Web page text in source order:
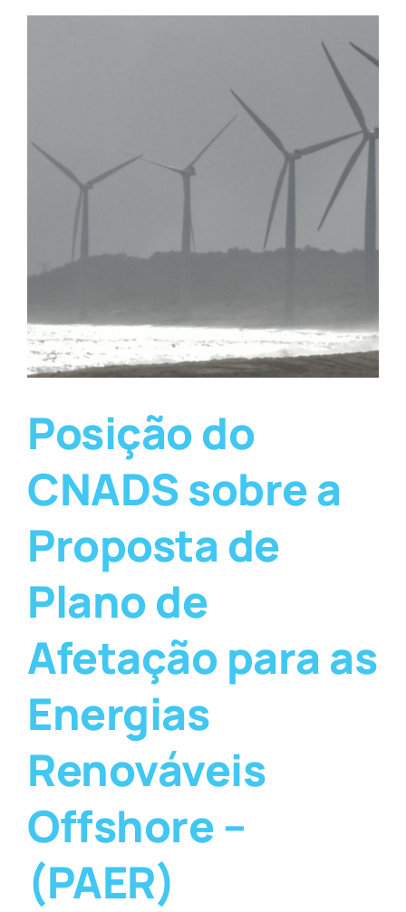
Posição do
CNADS sobre a
Proposta de
Plano de
Afetação para as
Energias
Renováveis
Offshore –
(PAER)